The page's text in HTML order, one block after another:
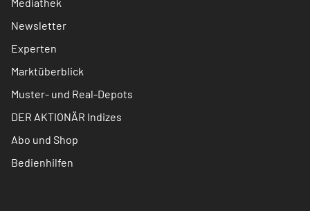
Newsletter
Experten
Marktüberblick
Muster- und Real-Depots
DER AKTIONÄR Indizes
Abo und Shop
Bedienhilfen